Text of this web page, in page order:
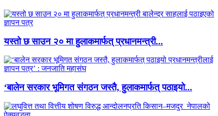
यस्तो छ साउन २० मा हुलाकमार्फत् प्रधानमन्त्री...
‘बालेन सरकार भूमिगत संगठन जस्तै, हुलाकमार्फत् पठाइयो...